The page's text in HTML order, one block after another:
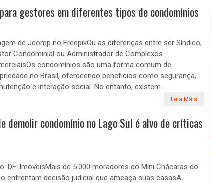
gestores em diferentes tipos de condomínios
de Jcomp no FreepikOu as diferenças entre ser Síndico,
Condominial ou Administrador de Complexos
condomínios são uma forma comum de
no Brasil, oferecendo benefícios como segurança,
e interação social. No entanto, existem...
Leia Mais
demolir condomínio no Lago Sul é alvo de críticas
DF-ImóveisMais de 5.000 moradores do Mini Chácaras do
enfrentam decisão judicial que ameaça suas casasA